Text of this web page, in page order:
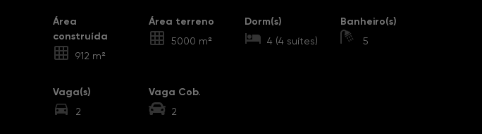
Área
construída
912 m²
Área terreno
5000 m²
Dorm(s)
4 (4 suítes)
Banheiro(s)
5
Vaga(s)
2
Vaga Cob.
2